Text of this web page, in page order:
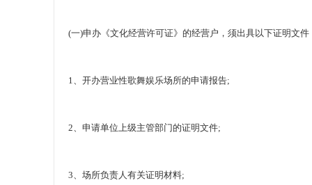
(一)申办《文化经营许可证》的经营户，须出具以下证明文件
1、开办营业性歌舞娱乐场所的申请报告;
2、申请单位上级主管部门的证明文件;
3、场所负责人有关证明材料;